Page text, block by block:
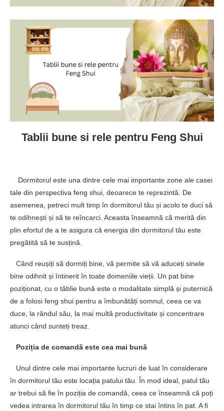
Tablii bune si rele pentru Feng Shui
Dormitorul este una dintre cele mai importante zone ale casei
tale din perspectiva feng shui, deoarece te reprezintă. De
asemenea, petreci mult timp în dormitorul tău și acolo te duci să
te odihnești și să te reîncarci. Aceasta înseamnă că merită din
plin efortul de a te asigura că energia din dormitorul tău este
pregătită să te susțină.
Când reușiți să dormiți bine, vă permite să vă aduceți sinele
bine odihnit și întinerit în toate domeniile vieții. Un pat bine
poziționat, cu o tăblie bună este o modalitate simplă și puternică
de a folosi feng shui pentru a îmbunătăți somnul, ceea ce va
duce, la rândul său, la mai multă productivitate și concentrare
atunci când sunteți treaz.
Poziția de comandă este cea mai bună
Unul dintre cele mai importante lucruri de luat în considerare
în dormitorul tău este locația patului tău. În mod ideal, patul tău
ar trebui să fie în poziția de comandă, ceea ce înseamnă că poți
vedea intrarea în dormitorul tău în timp ce stai întins în pat. A fi